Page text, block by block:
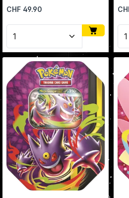
Regulärer Preis:
CHF 49.90
Produkt Anzahl: Gib den